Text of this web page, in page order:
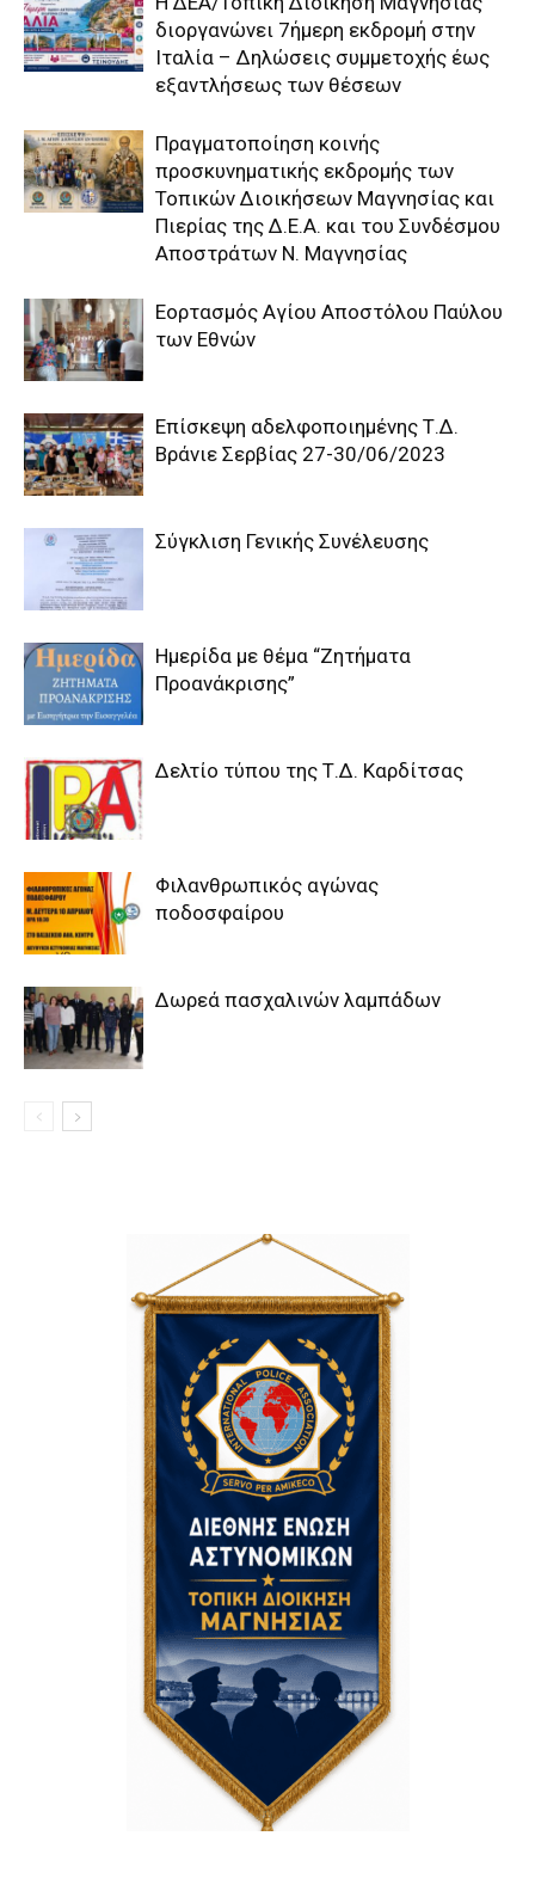
διοργανώνει 7ήμερη εκδρομή στην
Ιταλία – Δηλώσεις συμμετοχής έως
εξαντλήσεως των θέσεων
Πραγματοποίηση κοινής
προσκυνηματικής εκδρομής των
Τοπικών Διοικήσεων Μαγνησίας και
Πιερίας της Δ.Ε.Α. και του Συνδέσμου
Αποστράτων Ν. Μαγνησίας
Εορτασμός Αγίου Αποστόλου Παύλου
των Εθνών
Επίσκεψη αδελφοποιημένης Τ.Δ.
Βράνιε Σερβίας 27-30/06/2023
Σύγκλιση Γενικής Συνέλευσης
Ημερίδα με θέμα “Ζητήματα
Προανάκρισης”
Δελτίο τύπου της Τ.Δ. Καρδίτσας
Φιλανθρωπικός αγώνας
ποδοσφαίρου
Δωρεά πασχαλινών λαμπάδων